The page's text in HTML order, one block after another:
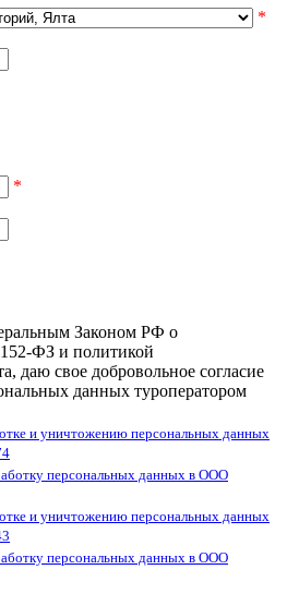
*
*
Законом РФ о
ФЗ и политикой
даю свое добровольное согласие
данных туроператором
и уничтожению персональных данных
персональных данных в ООО
и уничтожению персональных данных
персональных данных в ООО